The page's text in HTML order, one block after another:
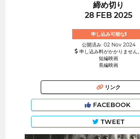
締め切り
28 FEB 2025
申し込み可能な!
公開済み: 02 Nov 2024
申し込み料がかかりません。
短編映画
長編映画
リンク
FACEBOOK
TWEET